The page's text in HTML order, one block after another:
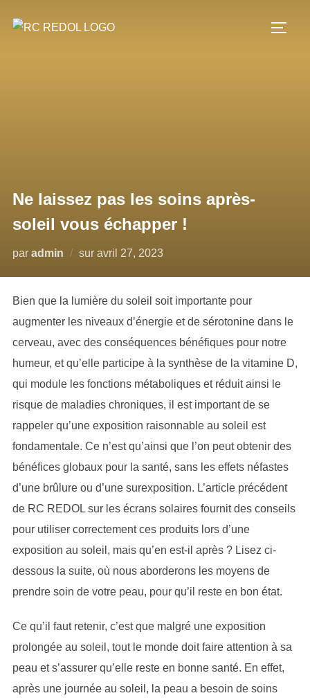
Ne laissez pas les soins après-
soleil vous échapper !
par admin sur avril 27, 2023
Bien que la lumière du soleil soit importante pour
augmenter les niveaux d’énergie et de sérotonine dans le
cerveau, avec des conséquences bénéfiques pour notre
humeur, et qu’elle participe à la synthèse de la vitamine D,
qui module les fonctions métaboliques et réduit ainsi le
risque de maladies chroniques, il est important de se
rappeler qu’une exposition raisonnable au soleil est
fondamentale. Ce n’est qu’ainsi que l’on peut obtenir des
bénéfices globaux pour la santé, sans les effets néfastes
d’une brûlure ou d’une surexposition. L’article précédent
de RC REDOL sur les écrans solaires fournit des conseils
pour utiliser correctement ces produits lors d’une
exposition au soleil, mais qu’en est-il après ? Lisez ci-
dessous la suite, où nous aborderons les moyens de
prendre soin de votre peau, pour qu’il reste en bon état.
Ce qu’il faut retenir, c’est que malgré une exposition
prolongée au soleil, tout le monde doit faire attention à sa
peau et s’assurer qu’elle reste en bonne santé. En effet,
après une journée au soleil, la peau a besoin de soins